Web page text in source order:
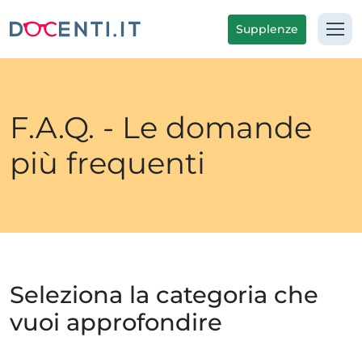
Supplenze
F.A.Q. - Le domande
più frequenti
Seleziona la categoria che
vuoi approfondire